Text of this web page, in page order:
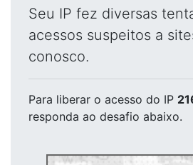
Seu IP fez diversas
acessos suspeitos a
conosco.
Para liberar o acesso do IP
responda ao desafio abaixo.